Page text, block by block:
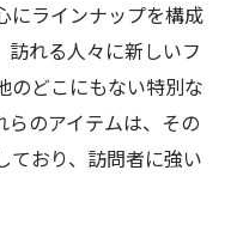
ーナーで変わる毎
ーナーが生む日常
にラインナップを構成
訪れる人々に新しいフ
のどこにもない特別な
らのアイテムは、その
ており、訪問者に強い